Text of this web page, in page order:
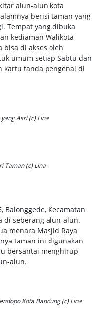
alun-alun kota
berisi taman yang
Tempat yang dibuka
kediaman Walikota
bisa di akses oleh
umum setiap Sabtu dan
kartu tanda pengenal di
Asri (c) Lina
Taman (c) Lina
Balonggede, Kecamatan
di seberang alun-alun.
menara Masjid Raya
taman ini digunakan
bersantai menghirup
alun.
Kota Bandung (c) Lina